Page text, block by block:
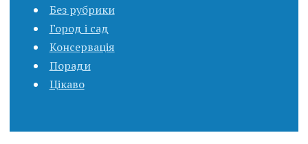
Без рубрики
Город і сад
Консервація
Поради
Цікаво